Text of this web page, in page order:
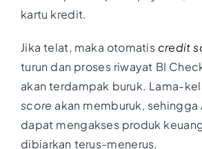
kartu kredit.
Jika telat, maka otomatis credit
turun dan proses riwayat BI
akan terdampak buruk. Lama-
score akan memburuk, sehingga
dapat mengakses produk
dibiarkan terus-menerus.